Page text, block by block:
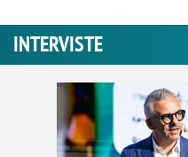
INTERVISTE